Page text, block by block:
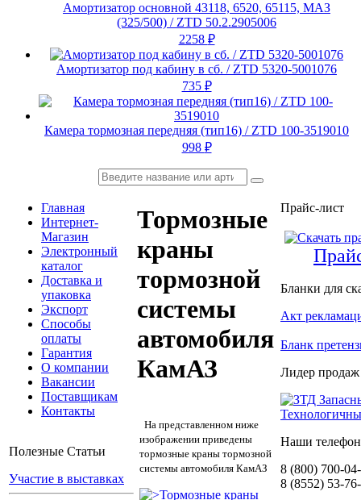
Амортизатор основной 43118, 6520, 65115, МАЗ
(325/500) / ZTD 50.2.2905006
2258 ₽
Амортизатор под кабину в сб. / ZTD 5320-5001076
735 ₽
Камера тормозная передняя (тип16) / ZTD 100-3519010
998 ₽
Главная
Интернет-
Магазин
Электронный
каталог
Доставка и
упаковка
Экспорт
Способы
оплаты
Гарантия
О компании
Вакансии
Поставщикам
Контакты
Полезные Статьи
Участие в выставках
Тормозные
краны
тормозной
системы
автомобиля
КамАЗ
На представленном ниже
изображении приведены
тормозные краны тормозной
системы автомобиля КамАЗ
Прайс-лист
Бланки для
Акт
Бланк
Лидер продаж
Наши
8 (800) 700-
8 (8552) 53-